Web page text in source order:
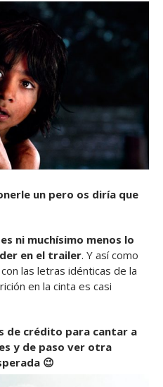
un pero os diría que
ni muchísimo menos lo
en el trailer. Y así como
las letras idénticas de la
en la cinta es casi
de crédito para cantar a
y de paso ver otra
😉